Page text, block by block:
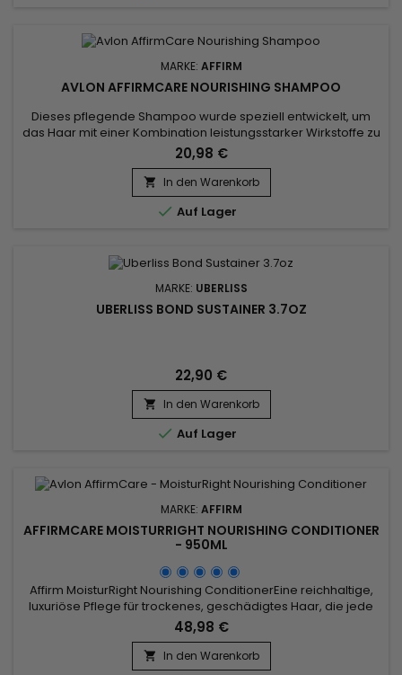
MARKE: AFFIRM
AVLON AFFIRMCARE NOURISHING SHAMPOO
Dieses pflegende Shampoo wurde speziell entwickelt, um
das Haar mit einer Kombination leistungsstarker Wirkstoffe zu
pflegen und zu stärken. Das Affirm Nourishing Shampoo
enthält Ceramide NP und Kupfertripeptid-1, die für ihre
regenerierenden und stärkenden Eigenschaften bekannt
sind. Angereichert mit Phyllanthus Emblica-Extrakt, Acacia
Concinna-Pulver...
20,98 €
 In den Warenkorb
 Auf Lager
MARKE: UBERLISS
UBERLISS BOND SUSTAINER 3.7OZ
22,90 €
 In den Warenkorb
 Auf Lager
MARKE: AFFIRM
AFFIRMCARE MOISTURRIGHT NOURISHING CONDITIONER
- 950ML
Affirm MoisturRight Nourishing ConditionerEine reichhaltige,
luxuriöse Pflege für trockenes, geschädigtes Haar, die jede
Haarsträhne von innen heraus mit Feuchtigkeit und
Nährstoffen versorgt.&nbsp; &nbsp;950ml
48,98 €
 In den Warenkorb